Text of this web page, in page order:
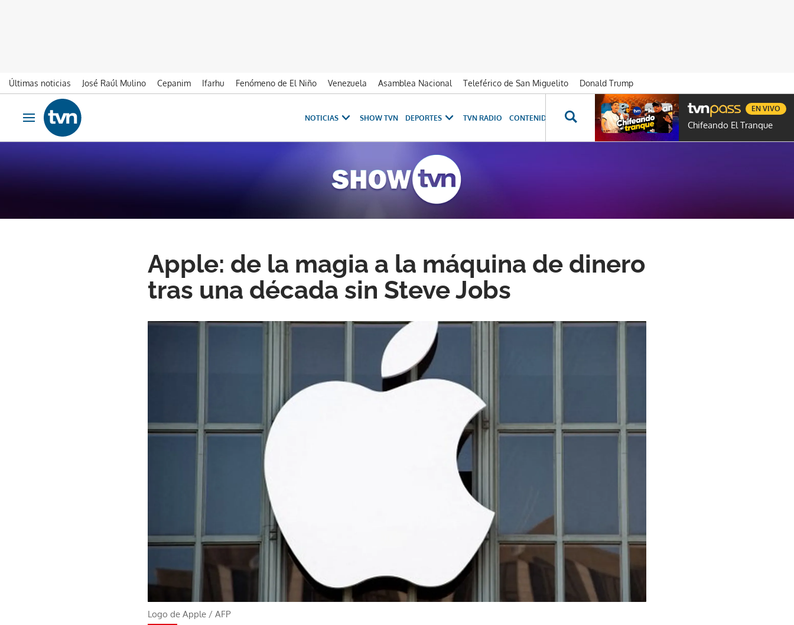
Últimas noticias José Raúl Mulino Cepanim Ifarhu Fenómeno de El Niño Venezuela Asamblea Nacional Teleférico de San Miguelito
Donald Trump
Ir al contenido
Obrir navegació
NOTICIAS SHOW TVN DEPORTES TVN RADIO CONTENIDOS ESPECIALES NOVELAS PROGRAMAS GENTE TVN
Chifeando El Tranque
EN VIVO
Apple: de la magia a la máquina de dinero
tras una década sin Steve Jobs
Logo de Apple / AFP